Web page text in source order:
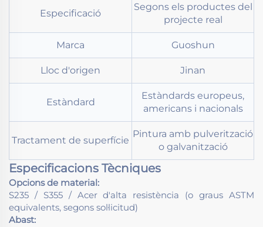
Especificació
Segons els productes del
projecte real
Marca Guoshun
Lloc d'origen Jinan
Estàndard
Estàndards europeus,
americans i nacionals
Tractament de superfície
Pintura amb pulverització
o galvanització
Especificacions Tècniques
Opcions de material:
S235 / S355 / Acer d'alta resistència (o graus ASTM
equivalents, segons sol·licitud)
Abast: